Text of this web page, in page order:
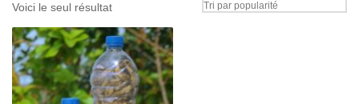
Voici le seul résultat